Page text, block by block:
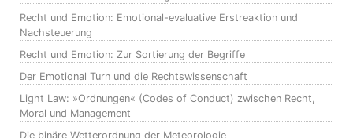
Recht und Emotion: Emotional-evaluative Erstreaktion und
Nachsteuerung
Recht und Emotion: Zur Sortierung der Begriffe
Der Emotional Turn und die Rechtswissenschaft
Light Law: »Ordnungen« (Codes of Conduct) zwischen Recht,
Moral und Management
Die binäre Wetterordnung der Meteorologie